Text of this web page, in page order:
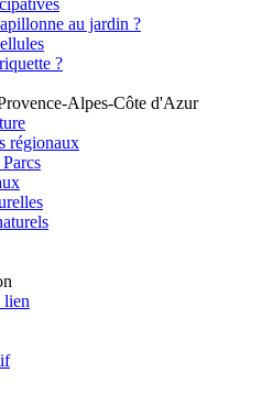
au jardin ?
?
Alpes-Côte d'Azur
régionaux
lien